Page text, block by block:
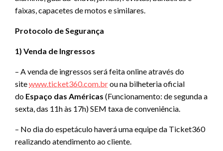
faixas, capacetes de motos e similares.
Protocolo de Segurança
1) Venda de Ingressos
– A venda de ingressos será feita online através do
sitewww.ticket360.com.brou na bilheteria oficial
do Espaço das Américas (Funcionamento: de segunda a
sexta, das 11h às 17h) SEM taxa de conveniência.
– No dia do espetáculo haverá uma equipe da Ticket360
realizando atendimento ao cliente.